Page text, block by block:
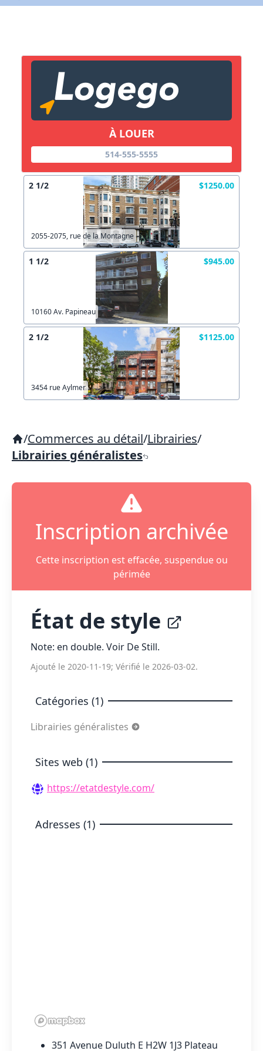
À LOUER
514-555-5555
2 1/2 $1250.00
2055-2075, rue de la Montagne
1 1/2 $945.00
10160 Av. Papineau
2 1/2 $1125.00
3454 rue Aylmer
/Commerces au détail/Librairies/
Librairies généralistes
Inscription archivée
Cette inscription est effacée, suspendue ou
périmée
État de style
Note: en double. Voir De Still.
Ajouté le 2020-11-19; Vérifié le 2026-03-02.
Catégories (1)
Librairies généralistes
Sites web (1)
https://etatdestyle.com/
Adresses (1)
351 Avenue Duluth E H2W 1J3 Plateau
Lien vers inscription (sera inclus dans courriel)
Copier lien
X Fermer
X Fermer